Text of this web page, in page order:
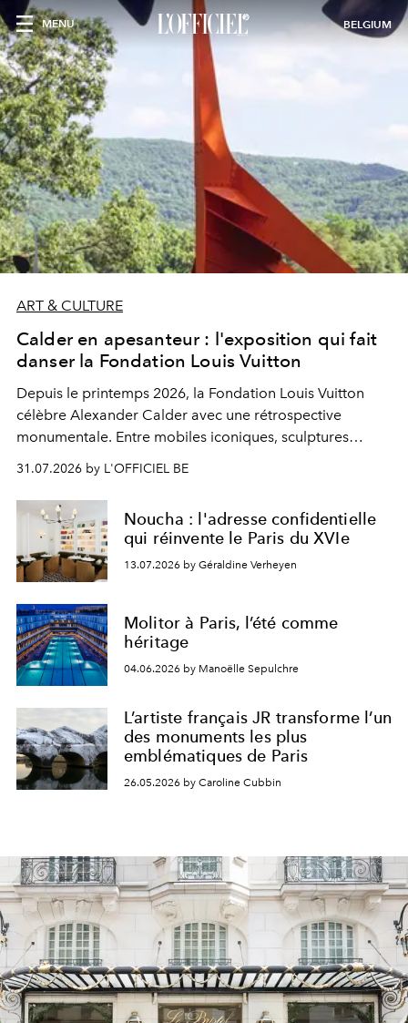
MENU BELGIUM
ART & CULTURE
Calder en apesanteur : l'exposition qui fait
danser la Fondation Louis Vuitton
Depuis le printemps 2026, la Fondation Louis Vuitton
célèbre Alexander Calder avec une rétrospective
monumentale. Entre mobiles iconiques, sculptures
monumentales et poésie du mouvement, l'artiste
américain investit les espaces imaginés par Frank Gehry
dans une exposition qui redonne toute sa légèreté à la
sculpture.
31.07.2026 by L'OFFICIEL BE
Noucha : l'adresse confidentielle
qui réinvente le Paris du XVIe
13.07.2026 by Géraldine Verheyen
Molitor à Paris, l’été comme
héritage
04.06.2026 by Manoëlle Sepulchre
L’artiste français JR transforme l’un
des monuments les plus
emblématiques de Paris
26.05.2026 by Caroline Cubbin